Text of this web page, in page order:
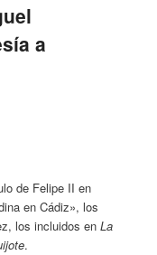
a
de Felipe II en
en Cádiz», los
los incluidos enLa
.